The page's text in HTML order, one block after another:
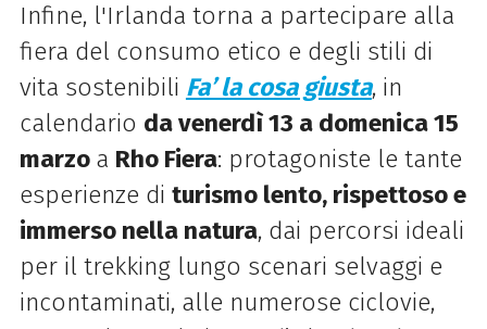
Infine, l'Irlanda torna a partecipare alla
fiera del consumo etico e degli stili di
vita sostenibili Fa’ la cosa giusta, in
calendario da venerdì 13 a domenica 15
marzo a Rho Fiera: protagoniste le tante
esperienze di turismo lento, rispettoso e
immerso nella natura, dai percorsi ideali
per il trekking lungo scenari selvaggi e
incontaminati, alle numerose ciclovie,